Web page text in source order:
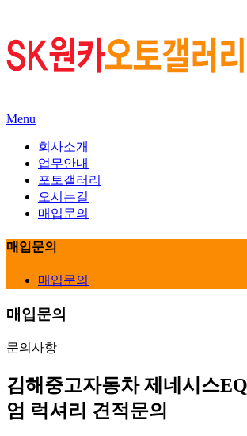
Menu
회사소개
업무안내
포토갤러리
오시는길
매입문의
매입문의
매입문의
매입문의
문의사항
김해중고자동차 제네시스
엄 럭셔리 견적문의